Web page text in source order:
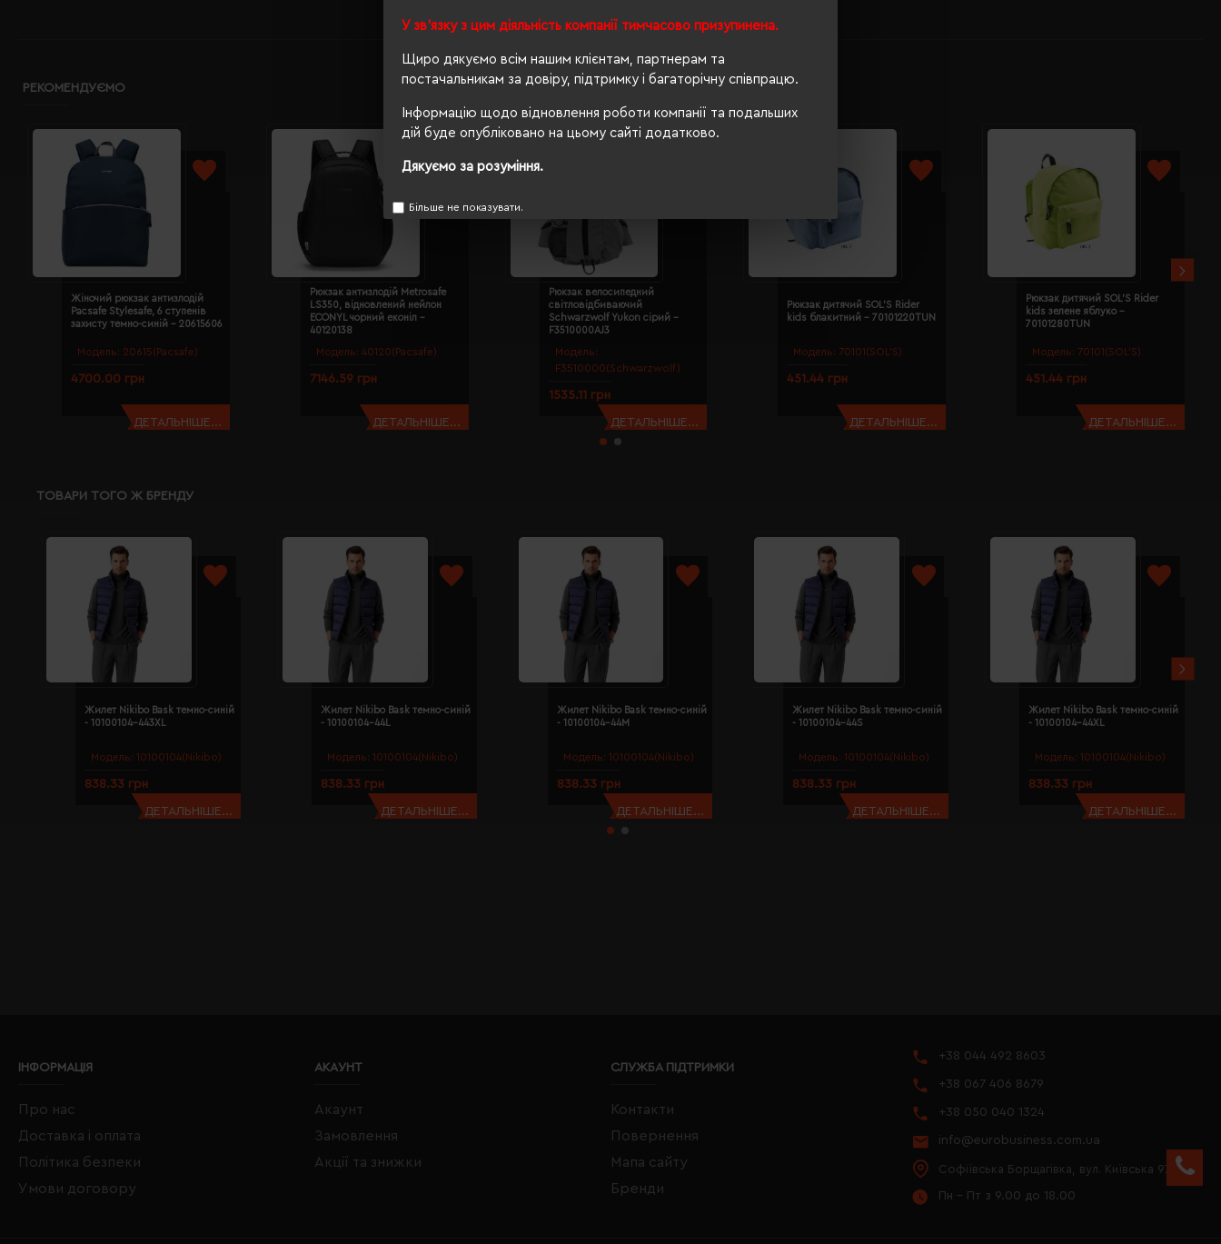
У зв'язку з цим діяльність компанії тимчасово призупинена.
Щиро дякуємо всім нашим клієнтам, партнерам та
постачальникам за довіру, підтримку і багаторічну співпрацю.
Інформацію щодо відновлення роботи компанії та подальших
дій буде опубліковано на цьому сайті додатково.
Дякуємо за розуміння.
Більше не показувати.
РЕКОМЕНДУЄМО
Модель: 20615(Pacsafe)
Жіночий рюкзак антизлодій
Pacsafe Stylesafe, 6 ступенів
захисту темно-синій - 20615606
4700.00 грн
ДЕТАЛЬНІШЕ...
Модель: 40120(Pacsafe)
Рюкзак антизлодій Metrosafe
LS350, відновлений нейлон
ECONYL чорний еконіл -
40120138
7146.59 грн
ДЕТАЛЬНІШЕ...
Модель:
F3510000(Schwarzwolf)
Рюкзак велосипедний
світловідбиваючий
Schwarzwolf Yukon сірий -
F3510000AJ3
1535.11 грн
ДЕТАЛЬНІШЕ...
Модель: 70101(SOL’S)
Рюкзак дитячий SOL'S Rider
kids блакитний - 70101220TUN
451.44 грн
ДЕТАЛЬНІШЕ...
Модель: 70101(SOL’S)
Рюкзак дитячий SOL'S Rider
kids зелене яблуко -
70101280TUN
451.44 грн
ДЕТАЛЬНІШЕ...
ТОВАРИ ТОГО Ж БРЕНДУ
Модель: 10100104(Nikibo)
Жилет Nikibo Bask темно-синій
- 10100104-443XL
838.33 грн
ДЕТАЛЬНІШЕ...
Модель: 10100104(Nikibo)
Жилет Nikibo Bask темно-синій
- 10100104-44L
838.33 грн
ДЕТАЛЬНІШЕ...
Модель: 10100104(Nikibo)
Жилет Nikibo Bask темно-синій
- 10100104-44M
838.33 грн
ДЕТАЛЬНІШЕ...
Модель: 10100104(Nikibo)
Жилет Nikibo Bask темно-синій
- 10100104-44S
838.33 грн
ДЕТАЛЬНІШЕ...
Модель: 10100104(Nikibo)
Жилет Nikibo Bask темно-синій
- 10100104-44XL
838.33 грн
ДЕТАЛЬНІШЕ...
ІНФОРМАЦІЯ
Про нас
Доставка і оплата
Політика безпеки
Умови договору
АКАУНТ
Акаунт
Замовлення
Акції та знижки
СЛУЖБА ПІДТРИМКИ
Контакти
Повернення
Мапа сайту
Бренди
+38 044 492 8603
+38 067 406 8679
+38 050 040 1324
info@eurobusiness.com.ua
Софіївська Борщагівка, вул. Київська 97
Пн - Пт з 9.00 до 18.00